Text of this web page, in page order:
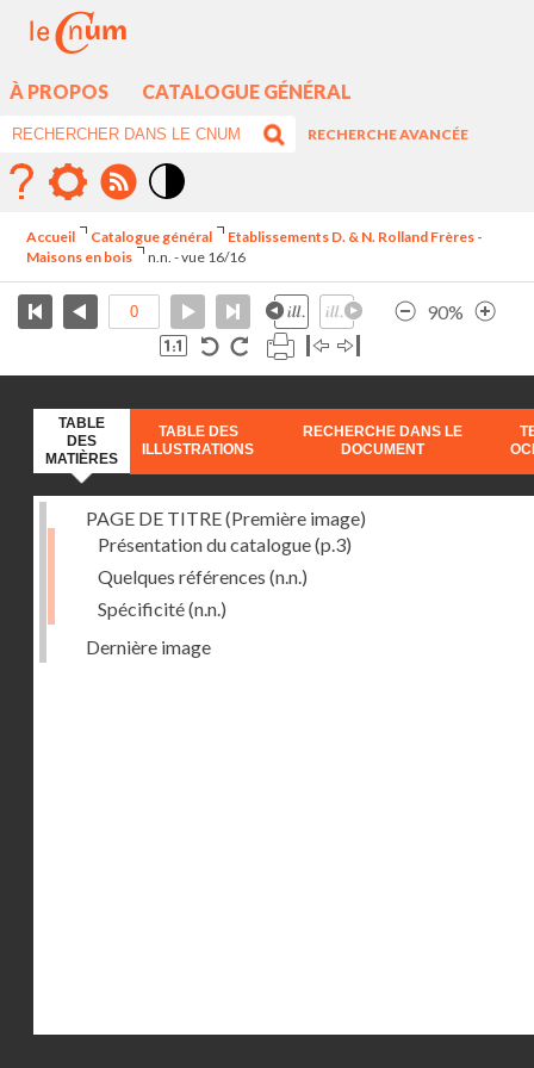
À PROPOS CATALOGUE GÉNÉRAL
RECHERCHE AVANCÉE
élévé
Accueil Catalogue général
Etablissements D. & N. Rolland Frères -
Maisons en bois
n.n. - vue 16/16
90%
TABLE
DES
MATIÈRES
TABLE DES
ILLUSTRATIONS
RECHERCHE DANS LE
DOCUMENT
PAGE DE TITRE (Première image)
Présentation du catalogue(p.3)
Quelques références (n.n.)
Spécificité(n.n.)
Dernière image